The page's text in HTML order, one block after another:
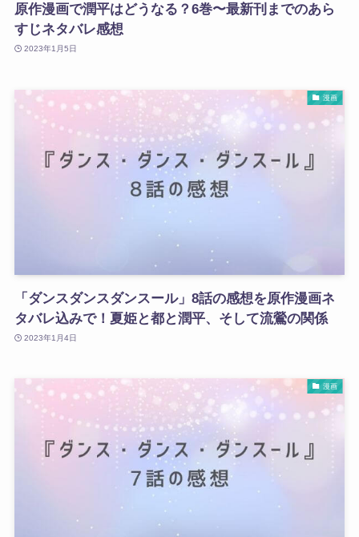
原作漫画で潤平はどうなる？6巻〜最新刊までのあら
すじネタバレ感想
2023年1月5日
漫画
「ダンスダンスダンスール」8話の感想を原作漫画ネ
タバレ込みで！夏姫と都と潤平、そして流鶯の関係
2023年1月4日
漫画